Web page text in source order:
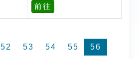
前往
52 53 54 55
56